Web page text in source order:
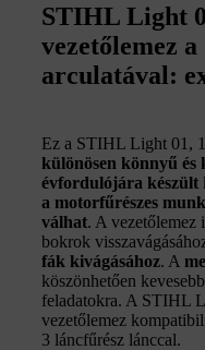
STIHL Light
vezetőlemez
arculatával:
Ez a STIHL Light 01,
különösen könnyű és
évfordulójára készült
a motorfűrészes
válhat. A vezetőlemez
bokrok
fák kivágásához. A
köszönhetően
feladatokra. A STIHL
vezetőlemez
3 láncfűrész lánccal.